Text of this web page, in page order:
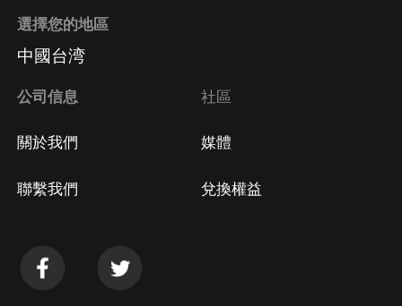
選擇您的地區
中國台湾
公司信息
關於我們
聯繫我們
社區
媒體
兌換權益